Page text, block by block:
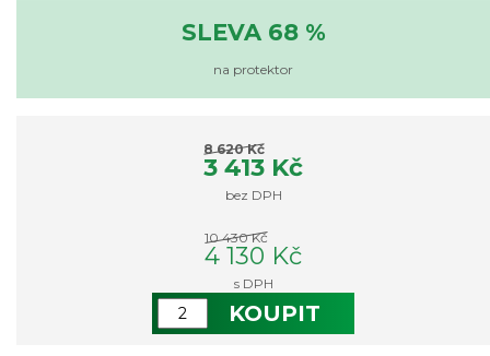
SLEVA 68 %
na protektor
8 620 Kč
3 413 Kč
bez DPH
10 430 Kč
4 130 Kč
s DPH
KOUPIT